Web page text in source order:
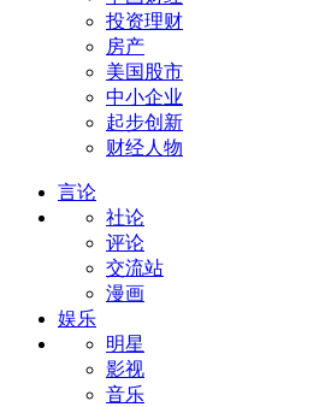
投资理财
房产
美国股市
中小企业
起步创新
财经人物
言论
社论
评论
交流站
漫画
娱乐
明星
影视
音乐